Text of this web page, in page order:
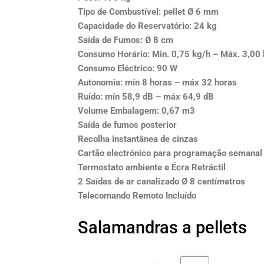
Tipo de Combustível: pellet Ø 6 mm
Capacidade do Reservatório: 24 kg
Saída de Fumos: Ø 8 cm
Consumo Horário: Min. 0,75 kg/h – Máx. 3,00
Consumo Eléctrico: 90 W
Autonomia: mín 8 horas – máx 32 horas
Ruído: mín 58,9 dB – máx 64,9 dB
Volume Embalagem: 0,67 m3
Saída de fumos posterior
Recolha instantânea de cinzas
Cartão electrónico para programação semanal
Termostato ambiente e Écra Retráctil
2 Saídas de ar canalizado Ø 8 centímetros
Telecomando Remoto Incluído
Salamandras a pellets